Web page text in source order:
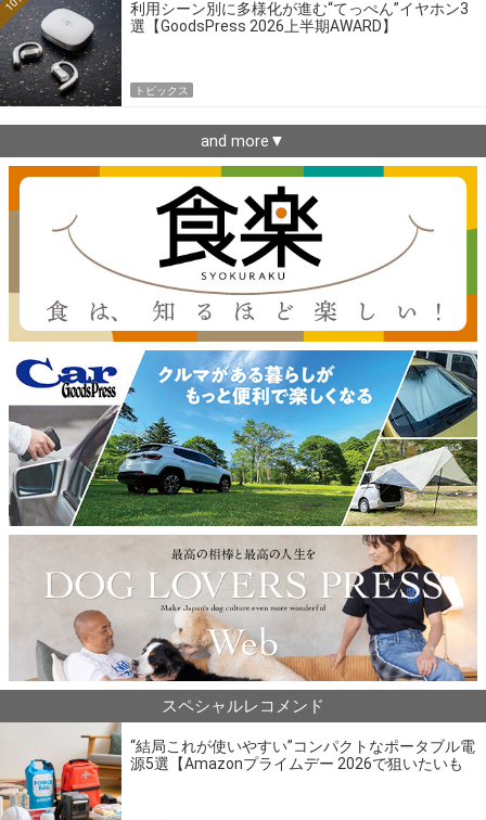
利用シーン別に多様化が進む“てっぺん”イヤホン3
選【GoodsPress 2026上半期AWARD】
トピックス
and more▼
スペシャルレコメンド
“結局これが使いやすい”コンパクトなポータブル電
源5選【Amazonプライムデー 2026で狙いたいも